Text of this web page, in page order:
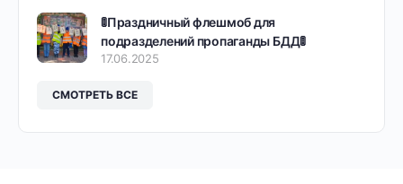
🚦Праздничный флешмоб для
подразделений пропаганды БДД🚦
17.06.2025
СМОТРЕТЬ ВСЕ